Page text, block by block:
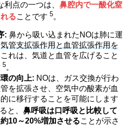
利点の一つは、鼻腔内で一酸化窒
ることです5。
: 鼻から吸い込まれたNOは肺に運
気管支拡張作用と血管拡張作用を
れは、気道と血管を広げること
5。
の向上: NOは、ガス交換が行わ
を拡張させ、空気中の酸素が血
に移行することを可能にします
と、鼻呼吸は口呼吸と比較して
10～20%増加させることが示さ